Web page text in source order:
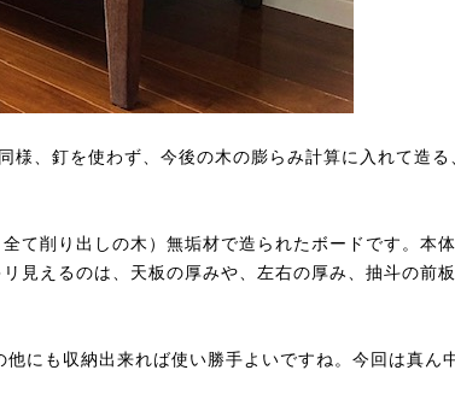
、釘を使わず、今後の木の膨らみ計算に入れて造る
て削り出しの木）無垢材で造られたボードです。本
見えるのは、天板の厚みや、左右の厚み、抽斗の前
にも収納出来れば使い勝手よいですね。今回は真ん